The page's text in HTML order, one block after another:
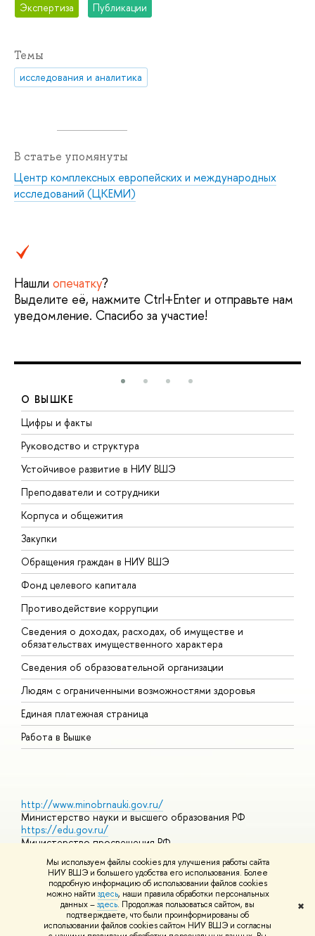
Мы используем файлы cookies для улучшения работы сайта
НИУ ВШЭ и большего удобства его использования. Более
подробную информацию об использовании файлов cookies
можно найти здесь, наши правила обработки персональных
данных –здесь. Продолжая пользоваться сайтом, вы
подтверждаете, что были проинформированы об
использовании файлов cookies сайтом НИУ ВШЭ и согласны
✖
Экспертиза Публикации
Темы
исследования и аналитика
В статье упомянуты
Центр комплексных европейских и международных
исследований (ЦКЕМИ)
Нашли опечатку?
Выделите её, нажмите Ctrl+Enter и отправьте нам
уведомление. Спасибо за участие!
О ВЫШКЕ
Цифры и факты
Руководство и структура
Устойчивое развитие в НИУ ВШЭ
Преподаватели и сотрудники
Корпуса и общежития
Закупки
Обращения граждан в НИУ ВШЭ
Фонд целевого капитала
Противодействие коррупции
Сведения о доходах, расходах, об имуществе и
обязательствах имущественного характера
Сведения об образовательной организации
Людям с ограниченными возможностями здоровья
Единая платежная страница
Работа в Вышке
http://www.minobrnauki.gov.ru/
Министерство науки и высшего образования РФ
https://edu.gov.ru/
Министерство просвещения РФ
https://elearning.hse.ru/mooc
Массовые открытые онлайн-курсы
© НИУ ВШЭ 1993–2026 Адреса и контактыУсловия
использования материалов Политика конфиденциальности